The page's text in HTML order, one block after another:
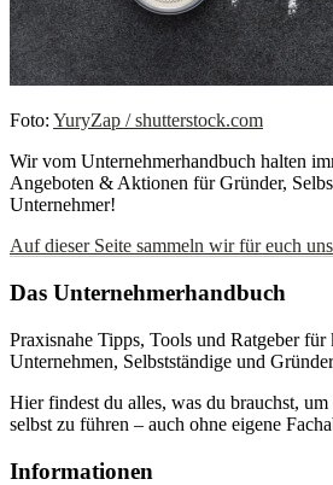
Foto: YuryZap / shutterstock.com
Wir vom Unternehmerhandbuch halten
Angeboten & Aktionen für Gründer,
Unternehmer!
Auf dieser Seite sammeln wir für euch
Das Unternehmerhandbuch
Praxisnahe Tipps, Tools und Ratgeber
Unternehmen, Selbstständige und
Hier findest du alles, was du brauchst,
selbst zu führen – auch ohne eigene
Informationen